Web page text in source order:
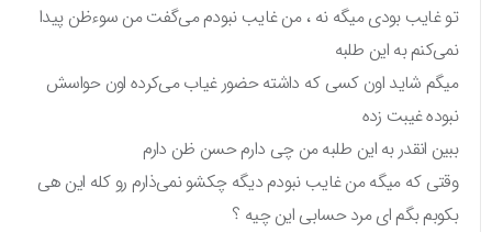
تو غایب بودی میگه نه ، من غایب نبودم می‌گفت من سوءظن پیدا
نمی‌کنم به این طلبه
میگم شاید اون کسی که داشته حضور غیاب می‌کرده اون حواسش
نبوده غیبت زده
ببین انقدر به این طلبه من چی دارم حسن ظن دارم
وقتی که میگه من غایب نبودم دیگه چکشو نمی‌ذارم رو کله این هی
بکوبم بگم ای مرد حسابی این چیه ؟